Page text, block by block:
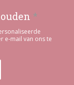
*
e-mail van ons te